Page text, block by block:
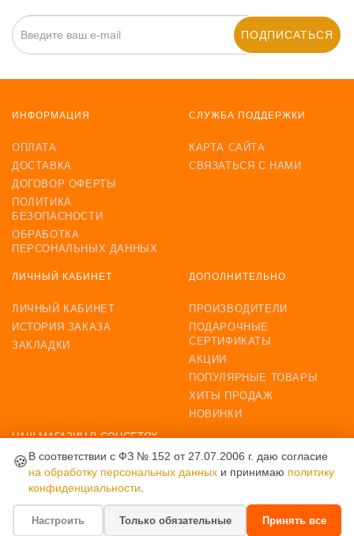
🍪 В соответствии с ФЗ № 152 от 27.07.2006 г. даю согласие
на обработку персональных данных и принимаю политику
конфиденциальности.
Настроить Только обязательные Принять все
мебель Erbesi Bubu
ПОДПИСАТЬСЯ
ИНФОРМАЦИЯ
ОПЛАТА
ДОСТАВКА
ДОГОВОР ОФЕРТЫ
ПОЛИТИКА
БЕЗОПАСНОСТИ
ОБРАБОТКА
ПЕРСОНАЛЬНЫХ ДАННЫХ
СЛУЖБА ПОДДЕРЖКИ
КАРТА САЙТА
СВЯЗАТЬСЯ С НАМИ
ЛИЧНЫЙ КАБИНЕТ
ЛИЧНЫЙ КАБИНЕТ
ИСТОРИЯ ЗАКАЗА
ЗАКЛАДКИ
ДОПОЛНИТЕЛЬНО
ПРОИЗВОДИТЕЛИ
ПОДАРОЧНЫЕ
СЕРТИФИКАТЫ
АКЦИИ
ПОПУЛЯРНЫЕ ТОВАРЫ
ХИТЫ ПРОДАЖ
НОВИНКИ
НАШ МАГАЗИН В СОЦСЕТЯХ